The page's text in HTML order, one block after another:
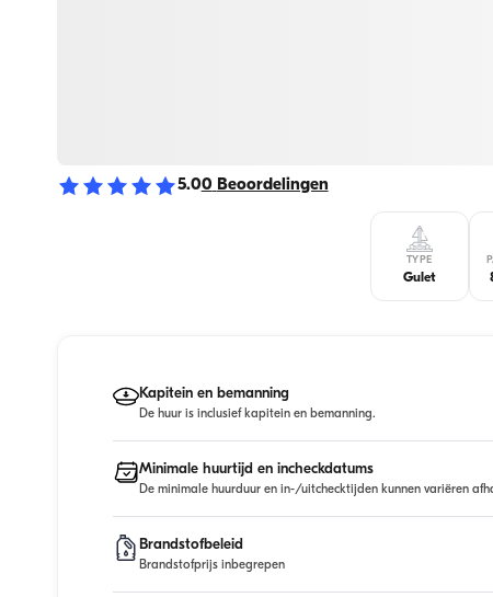
5.00 Beoordelingen
TYPE
Gulet
Kapitein en bemanning
De huur is inclusief kapitein en bemanning.
Minimale huurtijd en incheckdatums
De minimale huurduur en in-/uitchecktijden kunnen variëren
Brandstofbeleid
Brandstofprijs inbegrepen